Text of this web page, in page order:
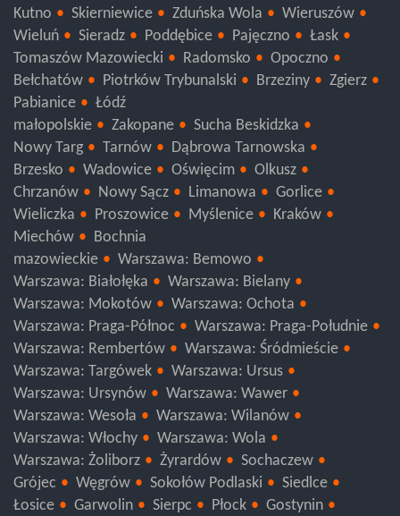
Kutno
Skierniewice Zduńska Wola
Wieruszów
Wieluń
Sieradz Poddębice Pajęczno
Łask
Tomaszów Mazowiecki
Radomsko
Opoczno
Bełchatów
Piotrków Trybunalski Brzeziny
Zgierz
Pabianice
Łódź
małopolskie
Zakopane
Sucha Beskidzka
Nowy Targ
Tarnów
Dąbrowa Tarnowska
Brzesko
Wadowice Oświęcim
Olkusz
Chrzanów
Nowy Sącz Limanowa
Gorlice
Wieliczka
Proszowice Myślenice
Kraków
Miechów
Bochnia
mazowieckie
Warszawa: Bemowo
Warszawa: Białołęka
Warszawa: Bielany
Warszawa: Mokotów
Warszawa: Ochota
Warszawa: Praga-Północ
Warszawa: Praga-Południe
Warszawa: Rembertów
Warszawa: Śródmieście
Warszawa: Targówek
Warszawa: Ursus
Warszawa: Ursynów
Warszawa: Wawer
Warszawa: Wesoła
Warszawa: Wilanów
Warszawa: Włochy
Warszawa: Wola
Warszawa: Żoliborz
Żyrardów
Sochaczew
Grójec
Węgrów Sokołów Podlaski
Siedlce
Łosice
Garwolin Sierpc Płock
Gostynin